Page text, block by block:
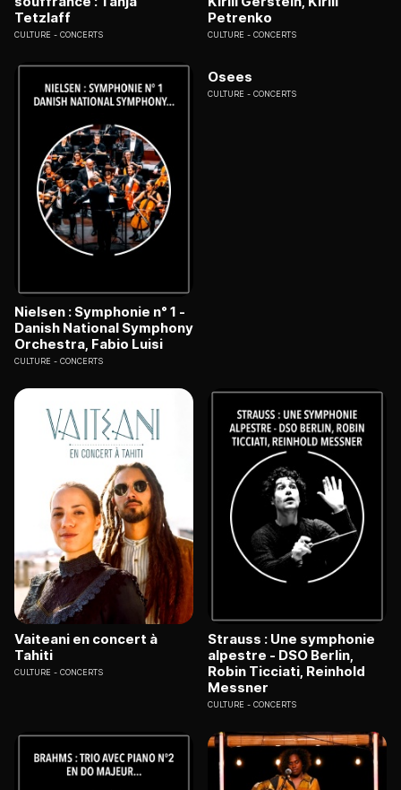
Tetzlaff
CULTURE CONCERTS
Petrenko
CULTURE CONCERTS
Nielsen : Symphonie n° 1 -
Danish National Symphony
Orchestra, Fabio Luisi
CULTURE CONCERTS
Osees
CULTURE CONCERTS
Vaiteani en concert à
Tahiti
CULTURE CONCERTS
Strauss : Une symphonie
alpestre - DSO Berlin,
Robin Ticciati, Reinhold
Messner
CULTURE CONCERTS